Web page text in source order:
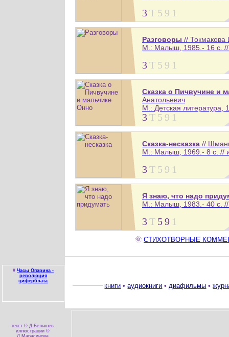
3Т 5 9 1
Разговоры // Токмакова
М.: Малыш, 1985.- 16 с. //
3Т 5 9 1
Сказка о Пичвучине и
Анатольевич
М.: Детская литература,
3Т 5 9 1
Сказка-несказка //
М.: Малыш, 1969.- 8 с. //
3Т 5 9 1
Я знаю, что надо
М.: Малыш, 1983.- 40 с. //
3Т 59 1
🌞 СТИХОТВОРНЫЕ
# Часы Опарина -
революция
циферблата
книги •аудиокниги •диафильмы •
текст © Д.Белышев
иллюстрации ©
Д.Марасинова